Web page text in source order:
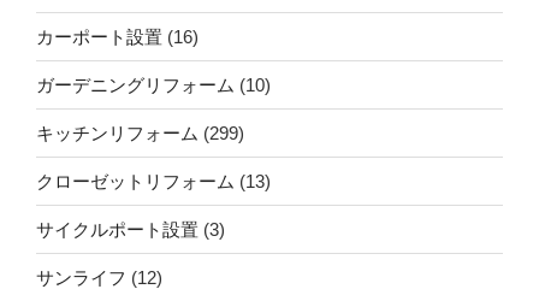
カーポート設置 (16)
ガーデニングリフォーム (10)
キッチンリフォーム (299)
クローゼットリフォーム (13)
サイクルポート設置 (3)
サンライフ (12)